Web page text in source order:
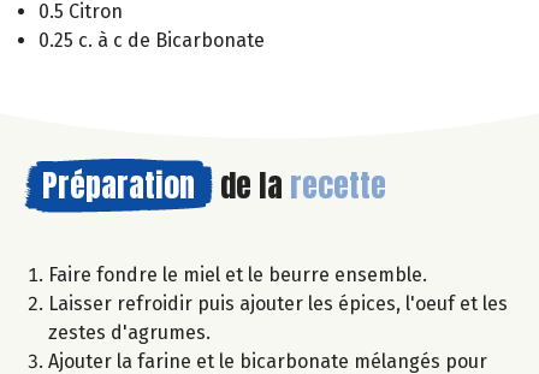
0.5 Citron
0.25 c. à c de Bicarbonate
Préparation de la recette
Faire fondre le miel et le beurre ensemble.
Laisser refroidir puis ajouter les épices, l'oeuf et les
zestes d'agrumes.
Ajouter la farine et le bicarbonate mélangés pour